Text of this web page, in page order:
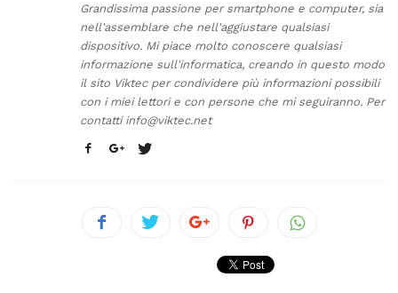
Grandissima passione per smartphone e computer, sia
nell'assemblare che nell'aggiustare qualsiasi
dispositivo. Mi piace molto conoscere qualsiasi
informazione sull'informatica, creando in questo modo
il sito Viktec per condividere più informazioni possibili
con i miei lettori e con persone che mi seguiranno. Per
contatti info@viktec.net